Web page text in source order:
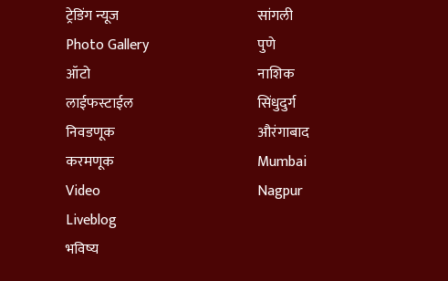
ट्रेडिंग न्यूज
Photo Gallery
ऑटो
लाईफस्टाईल
निवडणूक
करमणूक
Video
Liveblog
भविष्य
सांगली
पुणे
नाशिक
सिंधुदुर्ग
औरंगाबाद
Mumbai
Nagpur